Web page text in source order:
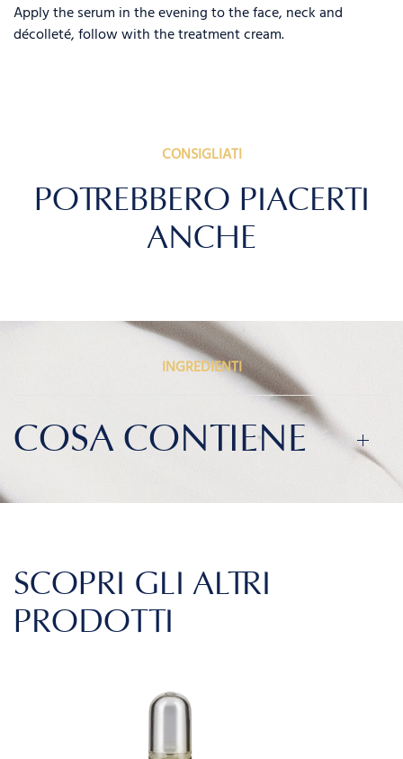
Apply the serum in the evening to the face, neck and
décolleté, follow with the treatment cream.
CONSIGLIATI
POTREBBERO PIACERTI
ANCHE
INGREDIENTI
COSA CONTIENE
SCOPRI GLI ALTRI
PRODOTTI